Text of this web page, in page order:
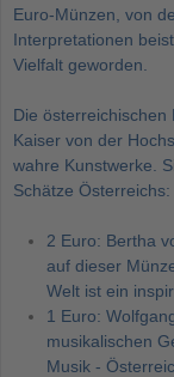
Euro-Münzen, von
Interpretationen
Vielfalt geworden.
Die
Kaiser von der
wahre Kunstwerke.
Schätze Österreichs:
2 Euro: Bertha
auf dieser
Welt ist ein
1 Euro:
musikalischen
Musik -